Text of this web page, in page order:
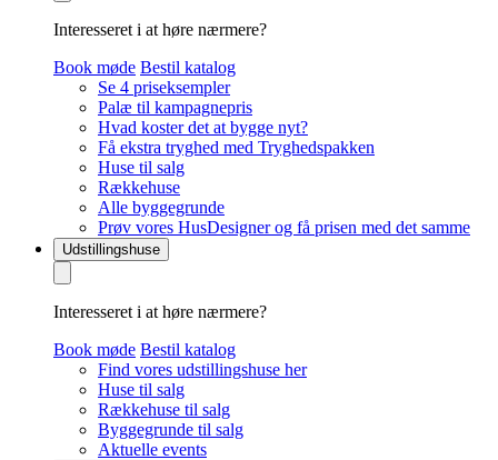
Interesseret i at høre nærmere?
Book møde Bestil katalog
Se 4 priseksempler
Palæ til kampagnepris
Hvad koster det at bygge nyt?
Få ekstra tryghed med Tryghedspakken
Huse til salg
Rækkehuse
Alle byggegrunde
Prøv vores HusDesigner og få prisen med det samme
Udstillingshuse
Interesseret i at høre nærmere?
Book møde Bestil katalog
Find vores udstillingshuse her
Huse til salg
Rækkehuse til salg
Byggegrunde til salg
Aktuelle events